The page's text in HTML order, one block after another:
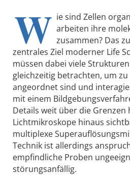
W ie sind Zellen
arbeiten ihre
zusammen? Das
zentrales Ziel moderner Life
müssen dabei viele
gleichzeitig betrachten, um
angeordnet sind und
mit einem
Details weit über die
Lichtmikroskope hinaus
multiplexe
Technik ist allerdings
empfindliche Proben
störungsanfällig.